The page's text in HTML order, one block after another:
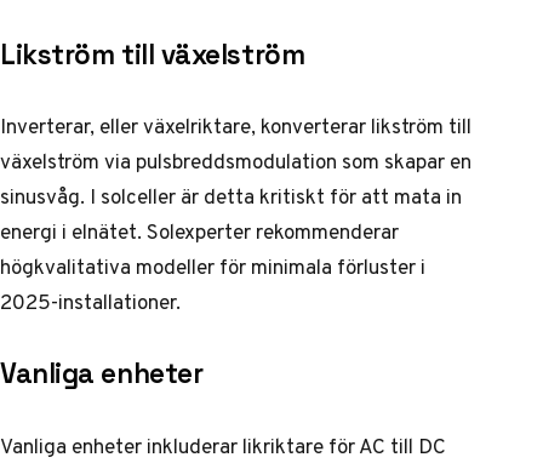
Likström till växelström
Inverterar, eller växelriktare, konverterar likström till
växelström via pulsbreddsmodulation som skapar en
sinusvåg. I solceller är detta kritiskt för att mata in
energi i elnätet. Solexperter rekommenderar
högkvalitativa modeller för minimala förluster i
2025-installationer.
Vanliga enheter
Vanliga enheter inkluderar likriktare för AC till DC